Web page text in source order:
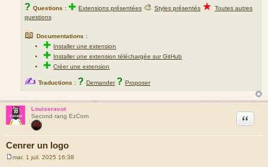
? Questions : ✚ Extensions présentées 🎨 Styles présentés ★ Toutes autres
questions
📖 Documentations :
✚ Installer une extension
✚ Installer une extension téléchargée sur GitHub
✚Créer une extension
✍ Traductions : ? Demander ? Proposer
Louiseravot
Second rang EzCom
Cenrer un logo
Citation
mar. 1 juil. 2025 16:38